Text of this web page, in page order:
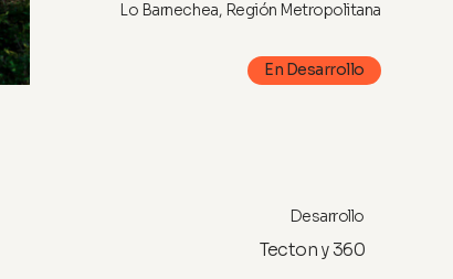
Lo Barnechea, Región Metropolitana
En Desarrollo
Desarrollo
Tecton y 360